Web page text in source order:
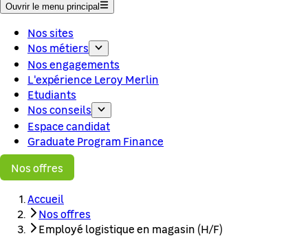
Ouvrir le menu principal
Nos sites
Nos métiers
Nos engagements
L'expérience Leroy Merlin
Etudiants
Nos conseils
Espace candidat
Graduate Program Finance
Nos offres
Accueil
Nos offres
Employé logistique en magasin (H/F)